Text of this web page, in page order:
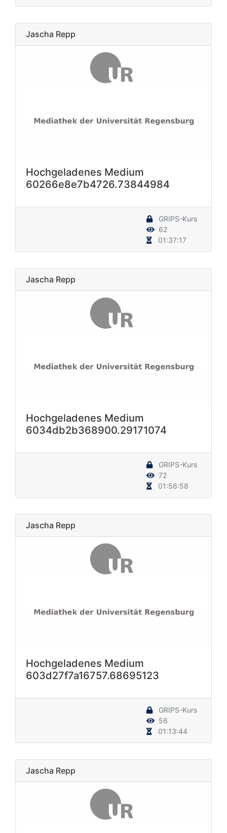
Jascha Repp
Hochgeladenes Medium
60266e8e7b4726.73844984
GRIPS-Kurs
62
01:37:17
Jascha Repp
Hochgeladenes Medium
6034db2b368900.29171074
GRIPS-Kurs
72
01:56:58
Jascha Repp
Hochgeladenes Medium
603d27f7a16757.68695123
GRIPS-Kurs
56
01:13:44
Jascha Repp